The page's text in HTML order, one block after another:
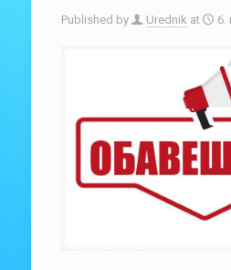
Published by Urednik at 6.